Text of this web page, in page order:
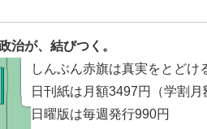
治が、結びつく。
しんぶん赤旗は真実をとどけ
日刊紙は月額3497円（学割月
日曜版は毎週発行990円